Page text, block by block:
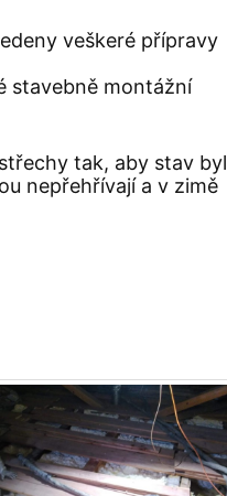
veškeré přípravy
stavebně montážní
tak, aby stav byl
nepřehřívají a v zimě